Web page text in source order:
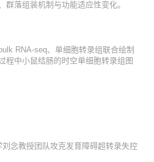
群落组装机制与功能适应性变化。
RNA-seq、单细胞转录组联合绘制
程中小鼠结肠的时空单细胞转录组图
念教授团队攻克发育障碍超转录失控